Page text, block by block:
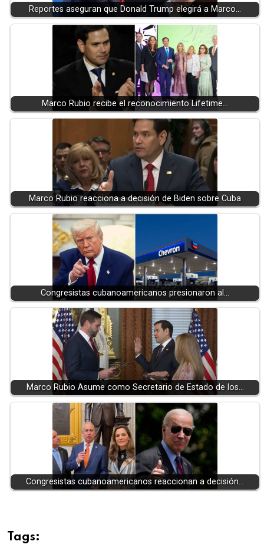
Reportes aseguran que Donald Trump elegirá a Marco…
Marco Rubio recibe el reconocimiento Lifetime…
Marco Rubio reacciona a decisión de Biden sobre Cuba
Congresistas cubanoamericanos presionaron al…
Marco Rubio Asume como Secretario de Estado de los…
Congresistas cubanoamericanos reaccionan a decisión…
Tags: